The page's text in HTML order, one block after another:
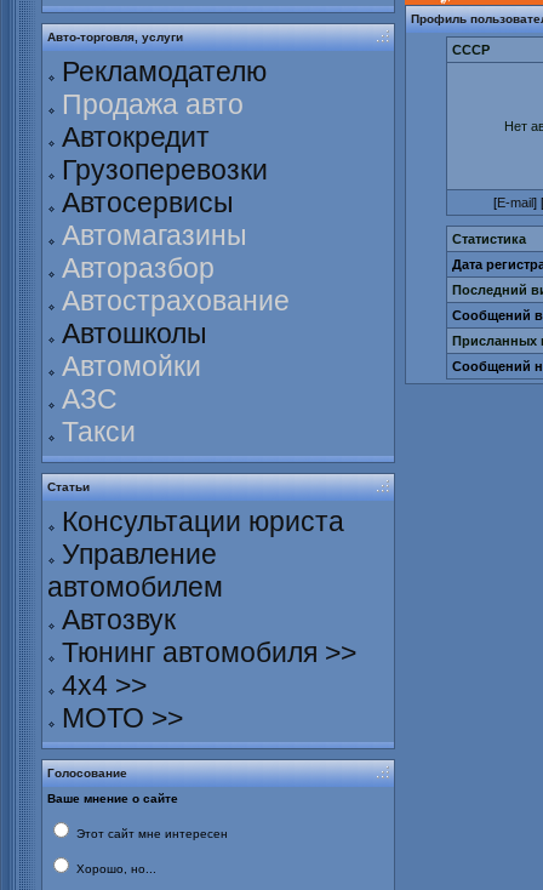
Авто-торговля, услуги
Рекламодателю
Продажа авто
Автокредит
Грузоперевозки
Автосервисы
Автомагазины
Авторазбор
Автострахование
Автошколы
Автомойки
АЗС
Такси
Статьи
Консультации юриста
Управление
автомобилем
Автозвук
Тюнинг автомобиля >>
4х4 >>
МОТО >>
Голосование
Ваше мнение о сайте
Этот сайт мне интересен
Хорошо, но...
Профиль
CCCP
Нет
[E-mail] [
Статистика
Дата
Последний
Сообщений в
Присланных
Сообщений